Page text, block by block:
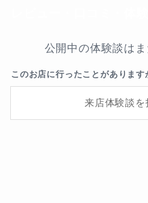
公開中の体験談はま
このお店に行ったことがあります
来店体験談を